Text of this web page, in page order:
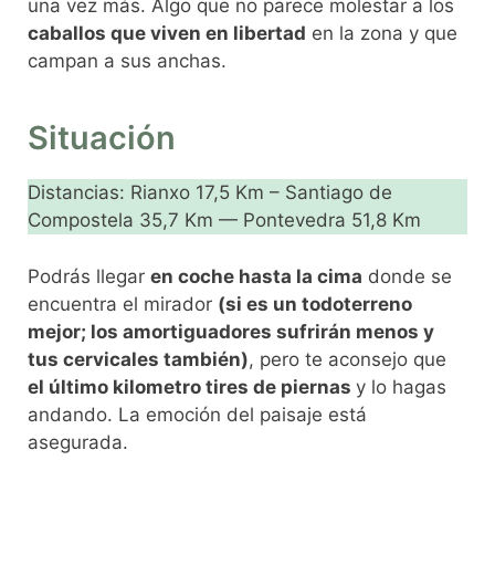
una vez más. Algo que no parece molestar a los
caballos que viven en libertad en la zona y que
campan a sus anchas.
Situación
Distancias: Rianxo 17,5 Km – Santiago de
Compostela 35,7 Km — Pontevedra 51,8 Km
Podrás llegar en coche hasta la cima donde se
encuentra el mirador (si es un todoterreno
mejor; los amortiguadores sufrirán menos y
tus cervicales también), pero te aconsejo que
el último kilometro tires de piernas y lo hagas
andando. La emoción del paisaje está
asegurada.